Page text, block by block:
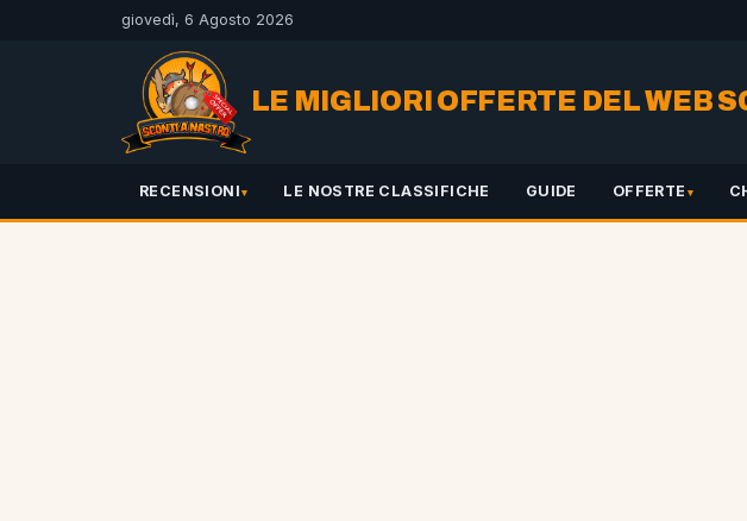
giovedì, 6 Agosto 2026
LE MIGLIORI OFFERTE DEL WEB
RECENSIONI LE NOSTRE CLASSIFICHE GUIDE OFFERTE